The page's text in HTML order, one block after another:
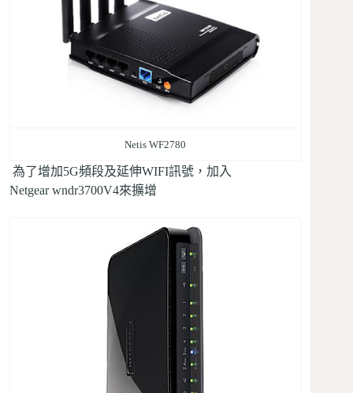
Netis WF2780
為了增加5G頻段及延伸WIFI訊號，加入
Netgear wndr3700V4來擴增